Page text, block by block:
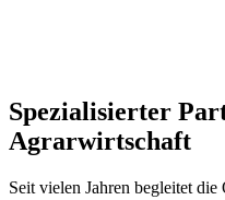
Spezialisierter
Agrarwirtschaft
Seit vielen Jahren begleitet